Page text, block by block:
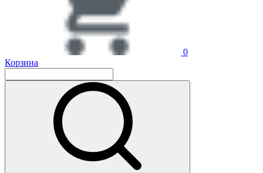
0
Корзина